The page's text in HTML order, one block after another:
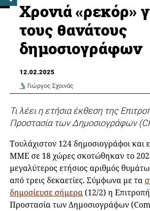
Χρονιά «ρεκόρ»
τους θανάτους
δημοσιογράφων
12.02.2025
Γιώργος Σχοινάς
Τι λέει η ετήσια έκθεση της
Προστασία των Δημοσιογράφων
Τουλάχιστον 124 δημοσιογράφοι και
ΜΜΕ σε 18 χώρες σκοτώθηκαν το
μεγαλύτερος ετήσιος αριθμός
από τρεις δεκαετίες. Σύμφωνα με τα
δημοσίευσε σήμερα (12/2) η
Προστασία των Δημοσιογράφων